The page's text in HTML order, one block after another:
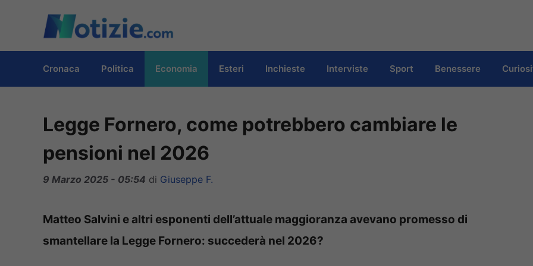
contenuto
Cronaca Politica Economia Esteri Inchieste Interviste Sport Benessere
Legge Fornero, come potrebbero cambiare le
pensioni nel 2026
9 Marzo 2025 - 05:54 di Giuseppe F.
Matteo Salvini e altri esponenti dell’attuale maggioranza avevano promesso di
smantellare la Legge Fornero: succederà nel 2026?